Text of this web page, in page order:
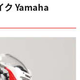
ク Yamaha